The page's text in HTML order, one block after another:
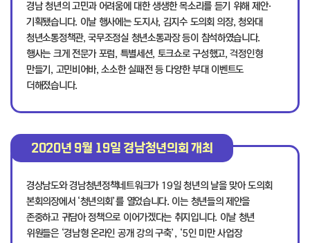
경남 청년의 고민과 어려움에 대한 생생한 목소리를 듣기 위해 제안·
기획됐습니다. 이날 행사에는 도지사, 김지수 도의회 의장, 청와대
청년소통정책관, 국무조정실 청년소통과장 등이 참석하였습니다.
행사는 크게 전문가 포럼, 특별세션, 토크쇼로 구성했고, 걱정인형
만들기, 고민비어바, 소소한 실패전 등 다양한 부대 이벤트도
더해졌습니다.
2020년 9월 19일 경남청년의회 개최
경상남도와 경남청년정책네트워크가 19일 청년의 날을 맞아 도의회
본회의장에서 ‘청년의회’를 열었습니다. 이는 청년들의 제안을
존중하고 귀담아 정책으로 이어가겠다는 취지입니다. 이날 청년
위원들은 ‘경남형 온라인 공개 강의 구축’, ‘5인 미만 사업장